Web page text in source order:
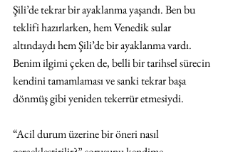
Şili’de tekrar bir ayaklanma yaşandı. Ben bu
teklifi hazırlarken, hem Venedik sular
altındaydı hem Şili’de bir ayaklanma vardı.
Benim ilgimi çeken de, belli bir tarihsel sürecin
kendini tamamlaması ve sanki tekrar başa
dönmüş gibi yeniden tekerrür etmesiydi.
“Acil durum üzerine bir öneri nasıl